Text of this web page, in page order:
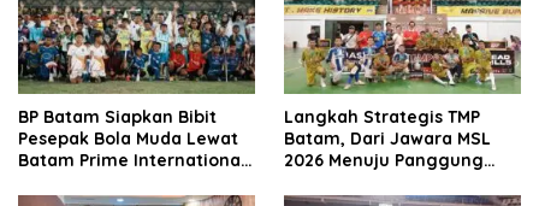
BP Batam Siapkan Bibit
Pesepak Bola Muda Lewat
Batam Prime International
Langkah Strategis TMP
Batam, Dari Jawara MSL
2026 Menuju Panggung